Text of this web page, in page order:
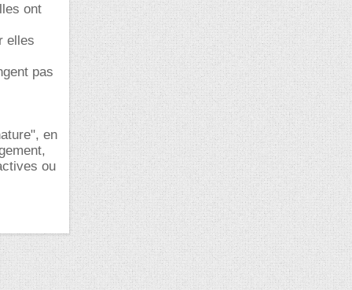
ont
elles
pas
en
ou